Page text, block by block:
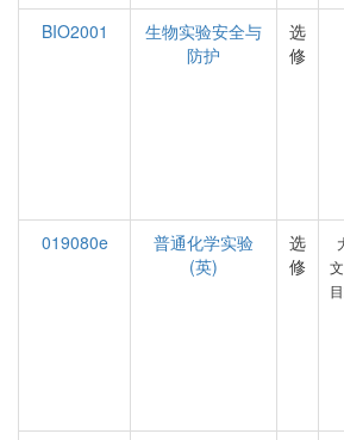
BIO2001
生物实验安全与
防护
选
修
019080e
普通化学实验
(英)
选
修